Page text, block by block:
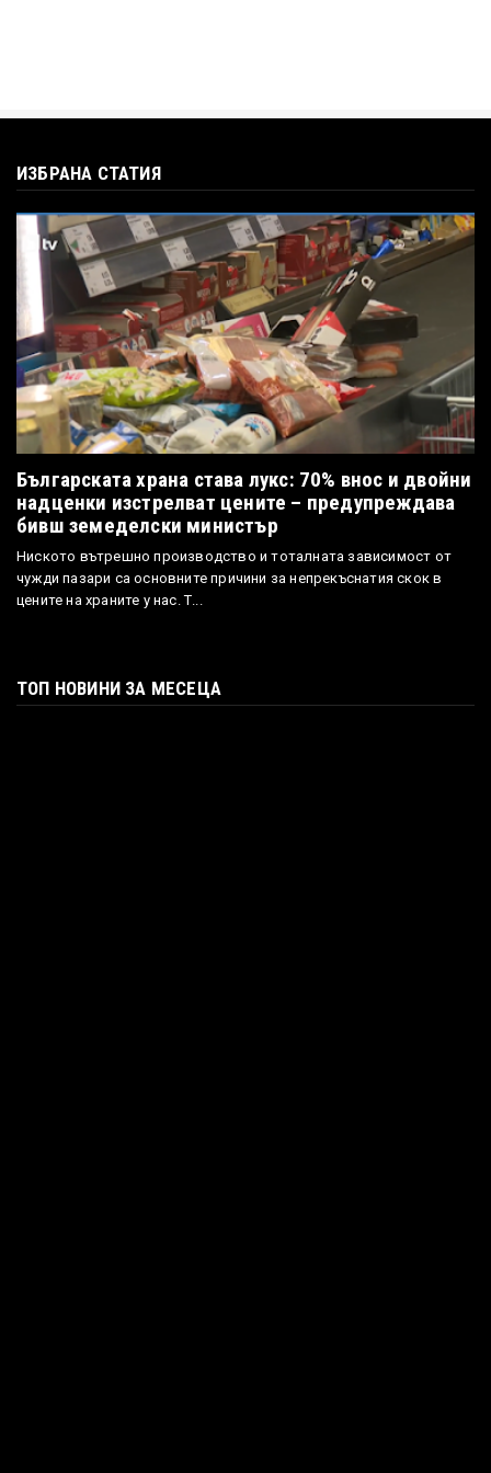
ИЗБРАНА СТАТИЯ
Българската храна става лукс: 70% внос и двойни
надценки изстрелват цените – предупреждава
бивш земеделски министър
Ниското вътрешно производство и тоталната зависимост от
чужди пазари са основните причини за непрекъснатия скок в
цените на храните у нас. Т...
ТОП НОВИНИ ЗА МЕСЕЦА